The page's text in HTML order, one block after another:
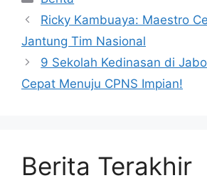
Ricky Kambuaya: Maestro
Jantung Tim Nasional
9 Sekolah Kedinasan di
Cepat Menuju CPNS Impian!
Berita Terakhir